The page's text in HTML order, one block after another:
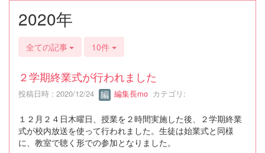
2020年
全ての記事 10件
２学期終業式が行われました
投稿日時 : 2020/12/24 編集長mo カテゴリ:
１２月２４日木曜日、授業を２時間実施した後、２学期終業
式が校内放送を使って行われました。生徒は始業式と同様
に、教室で聴く形での参加となりました。